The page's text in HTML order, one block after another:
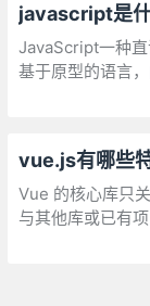
javascript是什
JavaScript一种直
基于原型的语言
语言，最早是在
vue.js有哪些特
Vue 的核心库只
与其他库或已有
件和 Vue 生态